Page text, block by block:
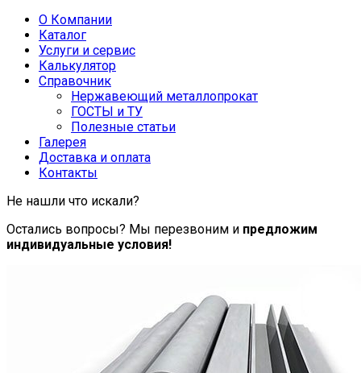
О Компании
Каталог
Услуги и сервис
Калькулятор
Справочник
Нержавеющий металлопрокат
ГОСТЫ и ТУ
Полезные статьи
Галерея
Доставка и оплата
Контакты
Не нашли что искали?
Остались вопросы? Мы перезвоним и предложим
индивидуальные условия!